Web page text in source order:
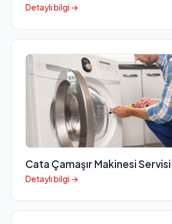
Detaylı bilgi →
Cata Çamaşır Makinesi Servisi
Detaylı bilgi →